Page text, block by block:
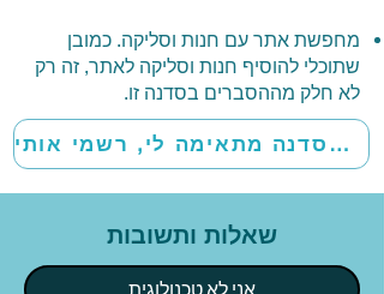
מחפשת אתר עם חנות וסליקה. כמובן
שתוכלי להוסיף חנות וסליקה לאתר, זה רק
לא חלק מההסברים בסדנה זו.
כן! הסדנה מתאימה לי, רשמי אותי
שאלות ותשובות